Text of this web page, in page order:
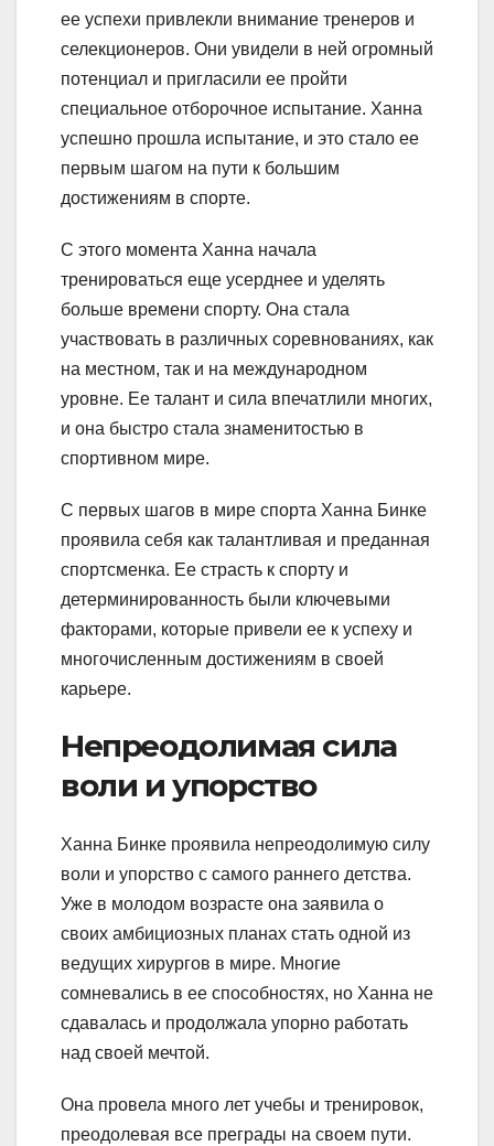
ее успехи привлекли внимание тренеров и
селекционеров. Они увидели в ней огромный
потенциал и пригласили ее пройти
специальное отборочное испытание. Ханна
успешно прошла испытание, и это стало ее
первым шагом на пути к большим
достижениям в спорте.
С этого момента Ханна начала
тренироваться еще усерднее и уделять
больше времени спорту. Она стала
участвовать в различных соревнованиях, как
на местном, так и на международном
уровне. Ее талант и сила впечатлили многих,
и она быстро стала знаменитостью в
спортивном мире.
С первых шагов в мире спорта Ханна Бинке
проявила себя как талантливая и преданная
спортсменка. Ее страсть к спорту и
детерминированность были ключевыми
факторами, которые привели ее к успеху и
многочисленным достижениям в своей
карьере.
Непреодолимая сила
воли и упорство
Ханна Бинке проявила непреодолимую силу
воли и упорство с самого раннего детства.
Уже в молодом возрасте она заявила о
своих амбициозных планах стать одной из
ведущих хирургов в мире. Многие
сомневались в ее способностях, но Ханна не
сдавалась и продолжала упорно работать
над своей мечтой.
Она провела много лет учебы и тренировок,
преодолевая все преграды на своем пути.